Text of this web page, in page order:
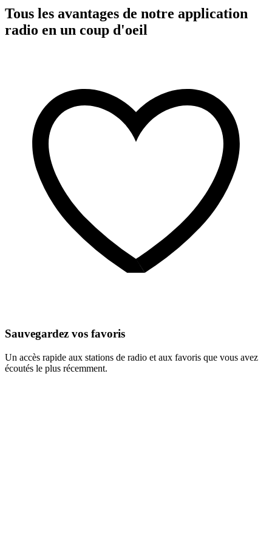
Tous les avantages de notre application
radio en un coup d'oeil
Sauvegardez vos favoris
Un accès rapide aux stations de radio et aux favoris que vous avez
écoutés le plus récemment.